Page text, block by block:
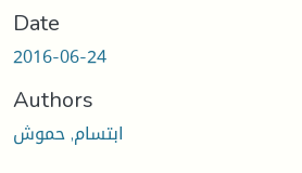
Date
2016-06-24
Authors
ابتسام, حموش